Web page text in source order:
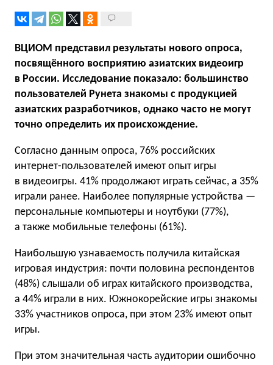
ВЦИОМ представил результаты нового опроса,
посвящённого восприятию азиатских видеоигр
в России. Исследование показало: большинство
пользователей Рунета знакомы с продукцией
азиатских разработчиков, однако часто не могут
точно определить их происхождение.
Согласно данным опроса, 76% российских
интернет-пользователей имеют опыт игры
в видеоигры. 41% продолжают играть сейчас, а 35%
играли ранее. Наиболее популярные устройства —
персональные компьютеры и ноутбуки (77%),
а также мобильные телефоны (61%).
Наибольшую узнаваемость получила китайская
игровая индустрия: почти половина респондентов
(48%) слышали об играх китайского производства,
а 44% играли в них. Южнокорейские игры знакомы
33% участников опроса, при этом 23% имеют опыт
игры.
При этом значительная часть аудитории ошибочно